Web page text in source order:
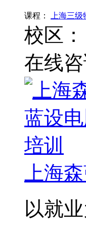
课程： 上海三
校区：
在线
上海
以就